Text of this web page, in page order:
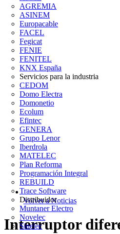
AGREMIA
ASINEM
Europacable
FACEL
Fegicat
FENIE
FENITEL
KNX España
Servicios para la industria
CEDOM
Domo Electra
Domonetio
Ecolum
Efintec
GENERA
Grupo Lenor
Iberdrola
MATELEC
Plan Reforma
Programación Integral
REBUILD
Trace Software
Distribuidor
Muntaner Electro
Novelec
Sinelec
Volver a Noticias
Interruptor